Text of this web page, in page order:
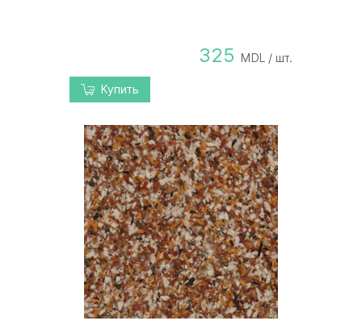
325 MDL / шт.
Купить